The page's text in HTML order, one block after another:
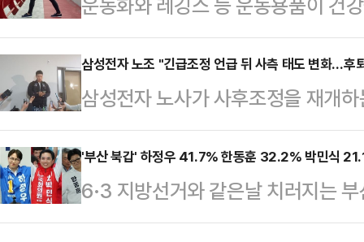
사된 추가 조정 절차다.총파업 예
만큼 이번 협상…
2차 지급 대상자는 소득 하위 70%
을 기준으로 정해졌다.외벌이 가
▲2인 가구 14만 원 ▲3인 가구 26
원금을 받는다.지역가입자는 ▲1
가구 …
다.16일 관련업계에 따르면 영국
전문가인 니콜 딘은 최근 데일리메
만 운동할 때 착용하는 옷과 신발이
어 "운동용품을 만들 때 흔히 사용
소재의 옷을 세탁하고 입을 때마다
말했다.입자가 매우 작은 미세플라
통해 여러 장기에 …
삼성전자 노조 "긴급조정 언급 뒤 사측 태도 변화…후
삼성전자 노사가 사후조정을 재개
언급 이후 사측이 후퇴한 조정안을
했다. 노조는 사후조정에서 기존 안
않겠다는 입장을 밝혔다.삼성전자
상황에서 노조 측이 정부의 긴급조
'부산 북갑' 하정우 41.7% 한동훈 32.2% 박민식
6·3 지방선거와 같은날 치러지는
더불어민주당 후보와 한동훈 무소